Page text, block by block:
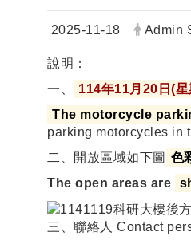
Date:
2025-11-18 Author:
Admin
說明：
一、
114年11月20日(星
The motorcycle
parking motorcycles in
二、開放區域如下圖 色
The open areas are
三、聯絡人 Contact